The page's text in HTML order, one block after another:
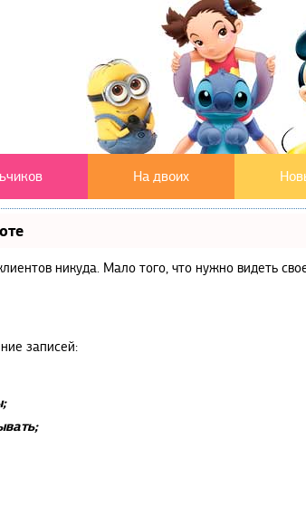
На двоих
никуда. Мало того, что нужно видеть
записей: